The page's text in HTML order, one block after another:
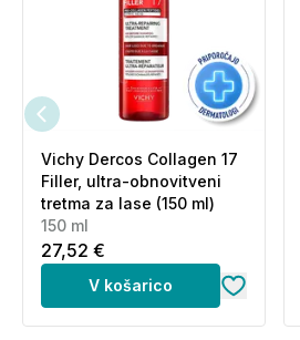
Vichy Dercos Collagen 17
Filler, ultra-obnovitveni
tretma za lase (150 ml)
150 ml
27,52 €
V košarico